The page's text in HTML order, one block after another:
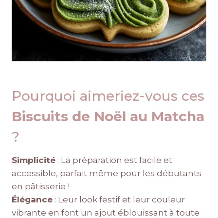
Pourquoi aimeriez-vous ces
Biscuits de Noël au Matcha
?
Simplicité : La préparation est facile et
accessible, parfait même pour les débutants
en pâtisserie !
Élégance : Leur look festif et leur couleur
vibrante en font un ajout éblouissant à toute